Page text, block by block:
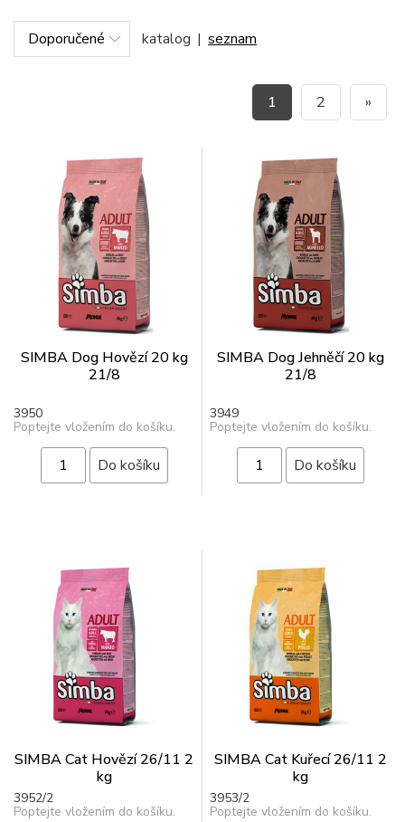
katalog | seznam
1 2 »
SIMBA Dog Hovězí 20 kg
21/8
3950
Poptejte vložením do košíku.
SIMBA Dog Jehněčí 20 kg
21/8
3949
Poptejte vložením do košíku.
SIMBA Cat Hovězí 26/11 2
kg
3952/2
Poptejte vložením do košíku.
SIMBA Cat Kuřecí 26/11 2
kg
3953/2
Poptejte vložením do košíku.